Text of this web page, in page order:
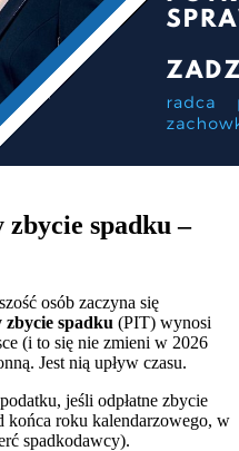
zbycie spadku –
osób zaczyna się
zbycie spadku (PIT) wynosi
(i to się nie zmieni w 2026
Jest nią upływ czasu.
jeśli odpłatne zbycie
końca roku kalendarzowego, w
spadkodawcy).